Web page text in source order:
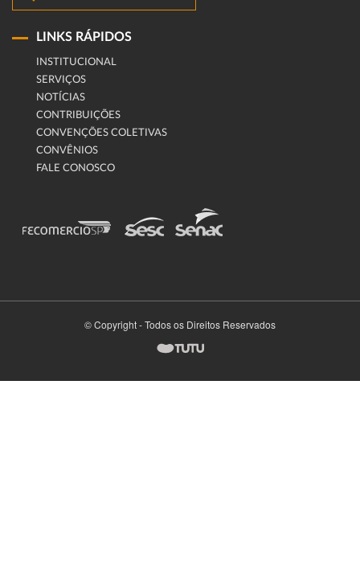
LINKS RÁPIDOS
INSTITUCIONAL
SERVIÇOS
NOTÍCIAS
CONTRIBUIÇÕES
CONVENÇÕES COLETIVAS
CONVÊNIOS
FALE CONOSCO
© Copyright - Todos os Direitos Reservados